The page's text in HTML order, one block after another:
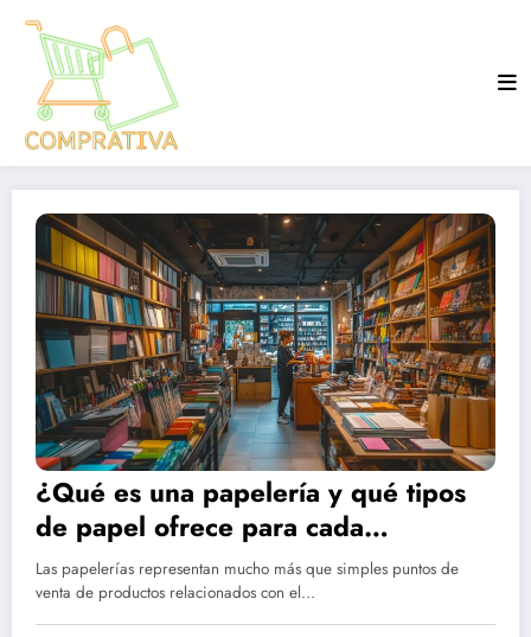
contenu
¿Qué es una papelería y qué tipos
de papel ofrece para cada
necesidad profesional y creativa?
Las papelerías representan mucho más que simples puntos de
venta de productos relacionados con el…